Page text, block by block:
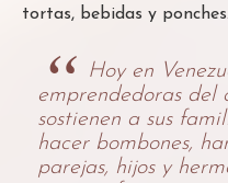
tortas, bebidas y ponches.
Hoy en
emprendedoras del
sostienen a sus
hacer bombones,
parejas, hijos y